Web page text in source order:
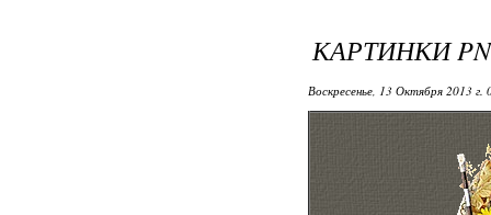
КАРТИНКИ
Воскресенье, 13 Октября 2013